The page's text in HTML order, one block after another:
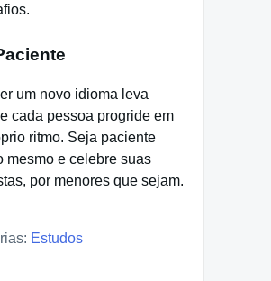
um novo idioma leva
cada pessoa progride em
ritmo. Seja paciente
mesmo e celebre suas
por menores que sejam.
Estudos